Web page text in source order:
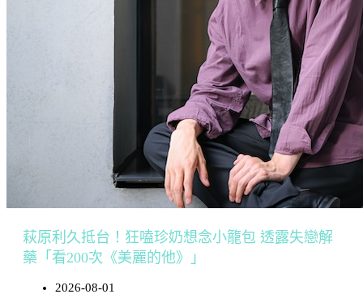
萩原利久抵台！狂嗑珍奶想念小籠包 透露失戀解
藥「看200次《美麗的他》」
2026-08-01